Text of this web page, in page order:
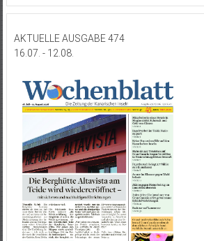
AKTUELLE AUSGABE 474
16.07. - 12.08.